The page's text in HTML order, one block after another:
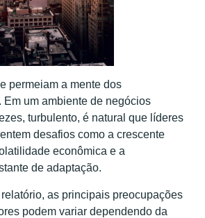
permeiam a mente dos
Em um ambiente de negócios
turbulento, é natural que líderes
desafios como a crescente
econômica e a
de adaptação.
as principais preocupações
podem variar dependendo da